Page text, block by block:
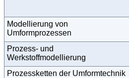
Modellierung von
Umformprozessen
Prozess- und
Werkstoffmodellierung
Prozessketten der Umformtechnik